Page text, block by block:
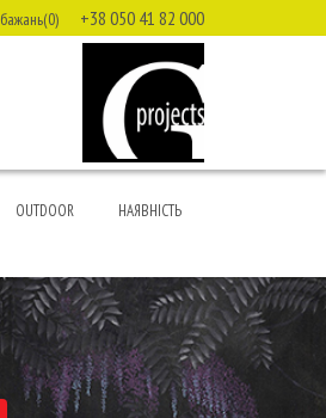
+38 050 41 82 000
OUTDOOR НАЯВНІСТЬ